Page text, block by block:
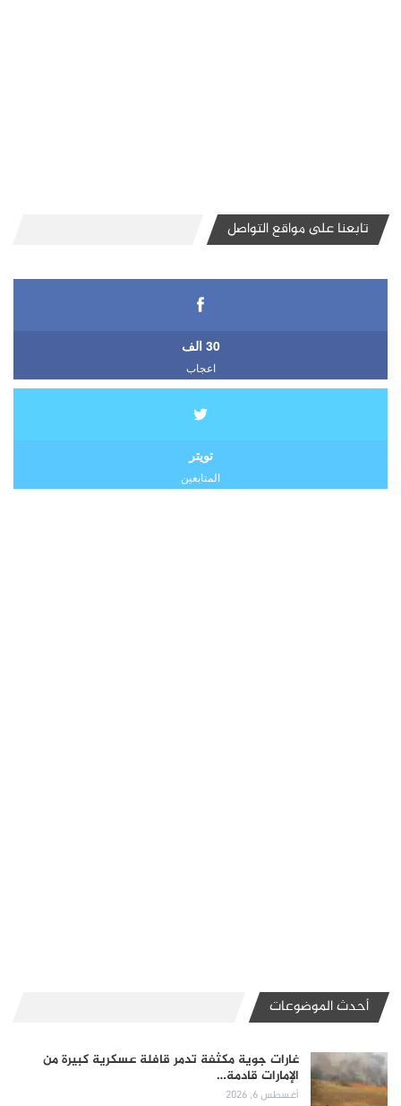
تابعنا على مواقع التواصل
30 الف
اعجاب
تويتر
المتابعين
أحدث الموضوعات
غارات جوية مكثفة تدمر قافلة عسكرية كبيرة من
الإمارات قادمة…
أغسطس 6, 2026